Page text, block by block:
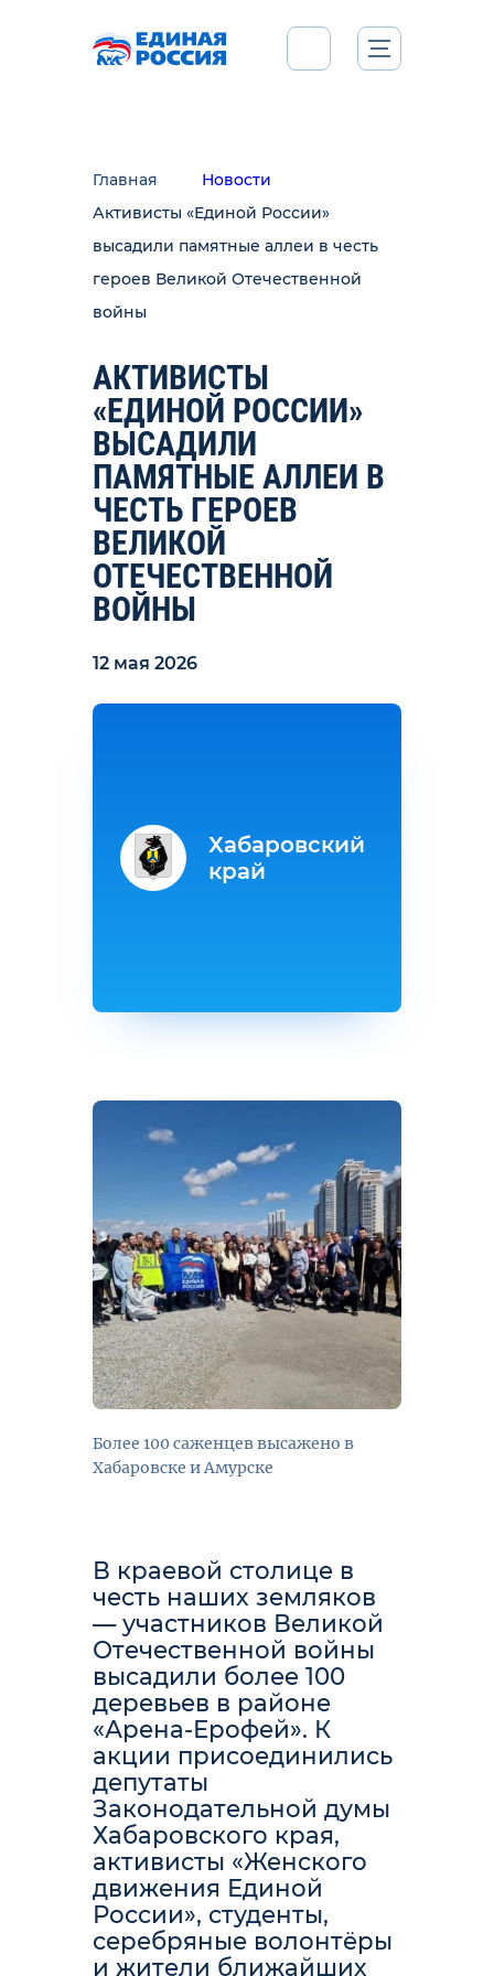
Главная
Новости
Активисты «Единой России»
высадили памятные аллеи в честь
героев Великой Отечественной
войны
АКТИВИСТЫ
«ЕДИНОЙ РОССИИ»
ВЫСАДИЛИ
ПАМЯТНЫЕ АЛЛЕИ В
ЧЕСТЬ ГЕРОЕВ
ВЕЛИКОЙ
ОТЕЧЕСТВЕННОЙ
ВОЙНЫ
12 мая 2026
Более 100 саженцев высажено в
Хабаровске и Амурске
В краевой столице в
честь наших земляков
— участников Великой
Отечественной войны
высадили более 100
деревьев в районе
«Арена-Ерофей». К
акции присоединились
депутаты
Законодательной думы
Хабаровского края,
активисты «Женского
движения Единой
России», студенты,
серебряные волонтёры
и жители ближайших
Хабаровский
край